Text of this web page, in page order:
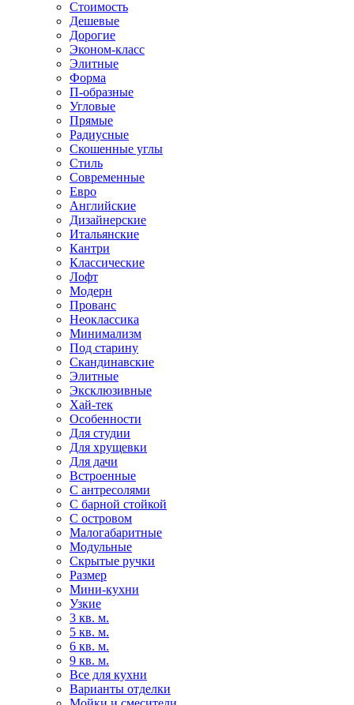
Стоимость
Дешевые
Дорогие
Эконом-класс
Элитные
Форма
П-образные
Угловые
Прямые
Радиусные
Скошенные углы
Стиль
Современные
Евро
Английские
Дизайнерские
Итальянские
Кантри
Классические
Лофт
Модерн
Прованс
Неоклассика
Минимализм
Под старину
Скандинавские
Элитные
Эксклюзивные
Хай-тек
Особенности
Для студии
Для хрущевки
Для дачи
Встроенные
С антресолями
С барной стойкой
С островом
Малогабаритные
Модульные
Скрытые ручки
Размер
Мини-кухни
Узкие
3 кв. м.
5 кв. м.
6 кв. м.
9 кв. м.
Все для кухни
Варианты отделки